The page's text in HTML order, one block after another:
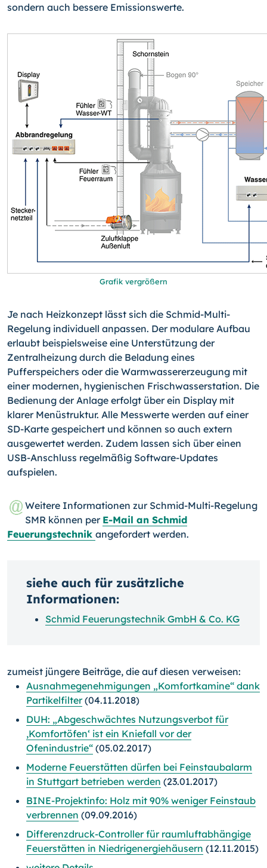
sondern auch bessere Emissionswerte.
Grafik vergrößern
Je nach Heizkonzept lässt sich die Schmid-Multi-
Regelung individuell anpassen. Der modulare Aufbau
erlaubt beispielsweise eine Unterstützung der
Zentralheizung durch die Beladung eines
Pufferspeichers oder die Warmwassererzeugung mit
einer moder­nen, hygienischen Frischwasserstation. Die
Bedienung der Anlage erfolgt über ein Dis­play mit
klarer Menüstruktur. Alle Messwerte werden auf einer
SD-Karte gespeichert und können so auch extern
ausgewertet werden. Zudem lassen sich über einen
USB-Anschluss regelmäßig Software-Updates
aufspielen.
Weitere Informationen zur Schmid-Multi-Regelung
SMR können per E-Mail an Schmid
Feuerungstechnik angefordert werden.
siehe auch für zusätzliche
Informationen:
Schmid Feuerungstechnik GmbH & Co. KG
zumeist jüngere Beiträge, die auf diesen verweisen:
Ausnahmegenehmigungen „Komfortkamine“ dank
Partikelfilter(04.11.2018)
DUH: „Abgeschwächtes Nutzungsverbot für
,Komfortöfen‘ ist ein Kniefall vor der
Ofenindustrie“ (05.02.2017)
Moderne Feuerstätten dürfen bei Feinstaubalarm
in Stuttgart betrieben werden (23.01.2017)
BINE-Projektinfo: Holz mit 90% weniger Feinstaub
verbrennen (09.09.2016)
Differenzdruck-Controller für raumluftabhängige
Feuerstätten in Niedrigenergiehäusern (12.11.2015)